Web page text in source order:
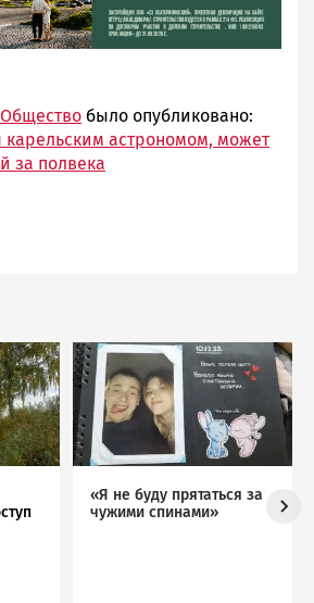
Общество было опубликовано:
карельским астрономом, может
за полвека
Image
«Я не буду прятаться за
чужими спинами»